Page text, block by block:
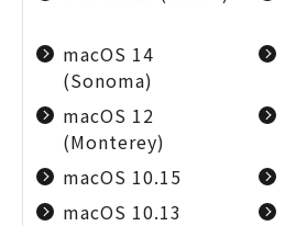
macOS 14
(Sonoma)
macOS 12
(Monterey)
macOS 10.15
macOS 10.13